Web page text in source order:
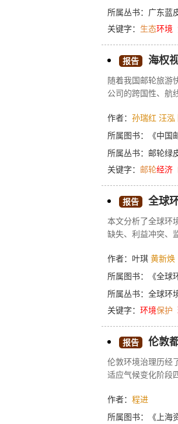
所属丛书： 广东蓝
关键字： 生态环境
报告 海权
随着我国邮轮旅游
公司的跨国性、航
发展下的海洋权益
和治理挑战，探索
作者： 孙瑞红 汪泓
所属图书：
《中国
所属丛书： 邮轮绿
关键字： 邮轮经济
报告 全球
本文分析了全球环
缺失、利益冲突、
作者：叶琪 黄新焕
所属图书：
《全球
所属丛书： 全球环
关键字： 环境保护
报告 伦敦
伦敦环境治理历经
适应气候变化阶段
展过程中，通过建
外围新城的合作，
作者： 程进
所属图书：
《上海